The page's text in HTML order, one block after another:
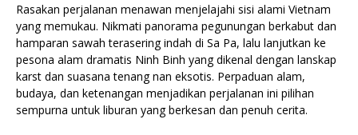
Rasakan perjalanan menawan menjelajahi sisi alami Vietnam
yang memukau. Nikmati panorama pegunungan berkabut dan
hamparan sawah terasering indah di Sa Pa, lalu lanjutkan ke
pesona alam dramatis Ninh Binh yang dikenal dengan lanskap
karst dan suasana tenang nan eksotis. Perpaduan alam,
budaya, dan ketenangan menjadikan perjalanan ini pilihan
sempurna untuk liburan yang berkesan dan penuh cerita.